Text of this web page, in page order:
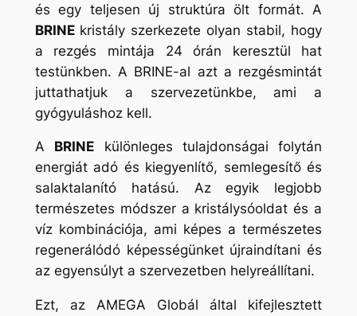
és egy teljesen új struktúra ölt formát. A
BRINE kristály szerkezete olyan stabil, hogy
a rezgés mintája 24 órán keresztül hat
testünkben. A BRINE-al azt a rezgésmintát
juttathatjuk a szervezetünkbe, ami a
gyógyuláshoz kell.
A BRINE különleges tulajdonságai folytán
energiát adó és kiegyenlítő, semlegesítő és
salaktalanító hatású. Az egyik legjobb
természetes módszer a kristálysóoldat és a
víz kombinációja, ami képes a természetes
regenerálódó képességünket újraindítani és
az egyensúlyt a szervezetben helyreállítani.
Ezt, az AMEGA Globál által kifejlesztett